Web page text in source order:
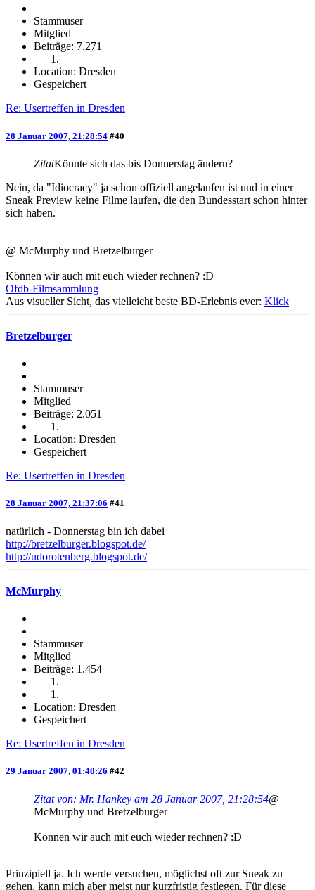
Stammuser
Mitglied
Beiträge: 7.271
Location: Dresden
Gespeichert
Re: Usertreffen in Dresden
28 Januar 2007, 21:28:54 #40
ZitatKönnte sich das bis Donnerstag ändern?
Nein, da "Idiocracy" ja schon offiziell angelaufen ist und in einer
Sneak Preview keine Filme laufen, die den Bundesstart schon hinter
sich haben.
@ McMurphy und Bretzelburger
Können wir auch mit euch wieder rechnen? :D
Ofdb-Filmsammlung
Aus visueller Sicht, das vielleicht beste BD-Erlebnis ever: Klick
Bretzelburger
Stammuser
Mitglied
Beiträge: 2.051
Location: Dresden
Gespeichert
Re: Usertreffen in Dresden
28 Januar 2007, 21:37:06 #41
natürlich - Donnerstag bin ich dabei
http://bretzelburger.blogspot.de/
http://udorotenberg.blogspot.de/
McMurphy
Stammuser
Mitglied
Beiträge: 1.454
Location: Dresden
Gespeichert
Re: Usertreffen in Dresden
29 Januar 2007, 01:40:26 #42
Zitat von: Mr. Hankey am 28 Januar 2007, 21:28:54@
McMurphy und Bretzelburger
Können wir auch mit euch wieder rechnen? :D
Prinzipiell ja. Ich werde versuchen, möglichst oft zur Sneak zu
gehen, kann mich aber meist nur kurzfristig festlegen. Für diese